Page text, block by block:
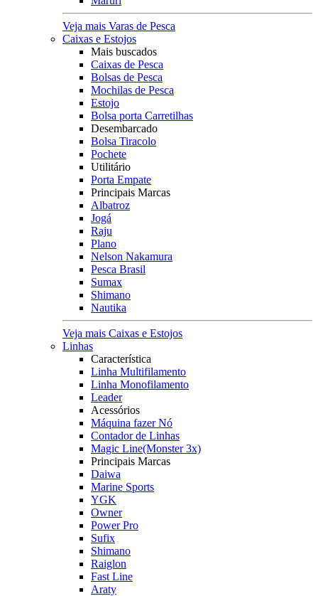
Veja mais Varas de Pesca
Caixas e Estojos
Mais buscados
Caixas de Pesca
Bolsas de Pesca
Mochilas de Pesca
Estojo
Bolsa porta Carretilhas
Desembarcado
Bolsa Tiracolo
Pochete
Utilitário
Porta Empate
Principais Marcas
Albatroz
Jogá
Raju
Plano
Nelson Nakamura
Pesca Brasil
Sumax
Shimano
Nautika
Veja mais Caixas e Estojos
Linhas
Característica
Linha Multifilamento
Linha Monofilamento
Leader
Acessórios
Máquina fazer Nó
Contador de Linhas
Magic Line(Monster 3x)
Principais Marcas
Daiwa
Marine Sports
YGK
Owner
Power Pro
Sufix
Shimano
Raiglon
Fast Line
Araty